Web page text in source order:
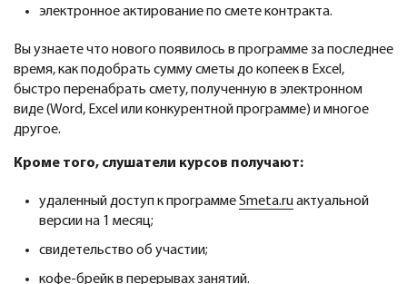
электронное актирование по смете контракта.
Вы узнаете что нового появилось в программе за последнее
время, как подобрать сумму сметы до копеек в Excel,
быстро перенабрать смету, полученную в электронном
виде (Word, Excel или конкурентной программе) и многое
другое.
Кроме того, слушатели курсов получают:
удаленный доступ к программеSmeta.ruактуальной
версии на 1 месяц;
свидетельство об участии;
кофе-брейк в перерывах занятий.